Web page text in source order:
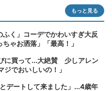
もっと見る
く」コーデでかわいすぎ大反
ゃお洒落」「最高！」
に買って...大絶賛 少しアレン
でおいしいの！」
デートして来ました」...4歳年